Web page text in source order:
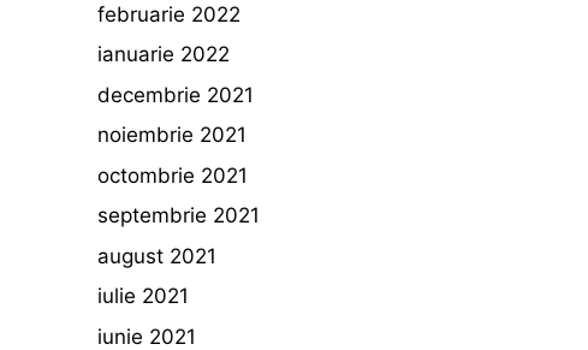
februarie 2022
ianuarie 2022
decembrie 2021
noiembrie 2021
octombrie 2021
septembrie 2021
august 2021
iulie 2021
iunie 2021